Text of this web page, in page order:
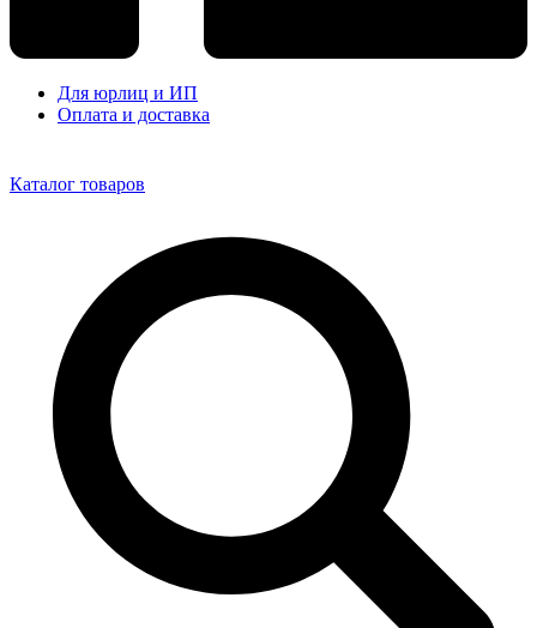
Для юрлиц и ИП
Оплата и доставка
Каталог товаров